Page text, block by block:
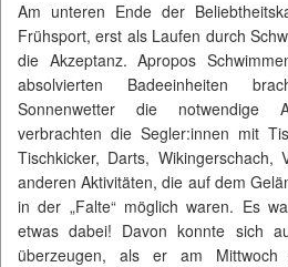
Am unteren Ende der
Frühsport, erst als Laufen durch
die Akzeptanz. Apropos
absolvierten Badeeinheiten
Sonnenwetter die notwendige
verbrachten die Segler:innen mit
Tischkicker, Darts, Wikingerschach,
anderen Aktivitäten, die auf dem
in der „Falte“ möglich waren. Es
etwas dabei! Davon konnte sich
überzeugen, als er am